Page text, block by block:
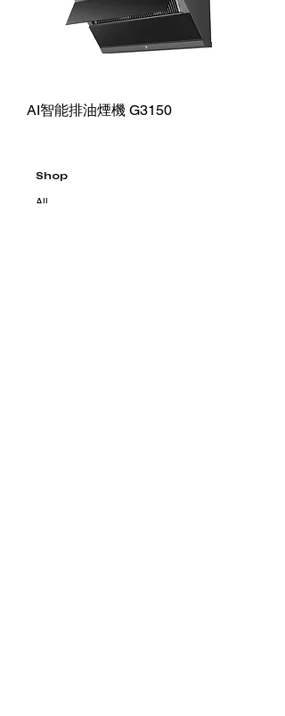
AI智能排油煙機 G3150
Shop
All